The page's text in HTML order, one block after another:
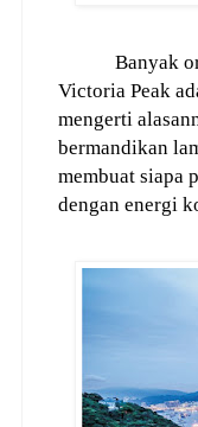
Banyak
Victoria Peak
mengerti
bermandikan
membuat siapa
dengan energi